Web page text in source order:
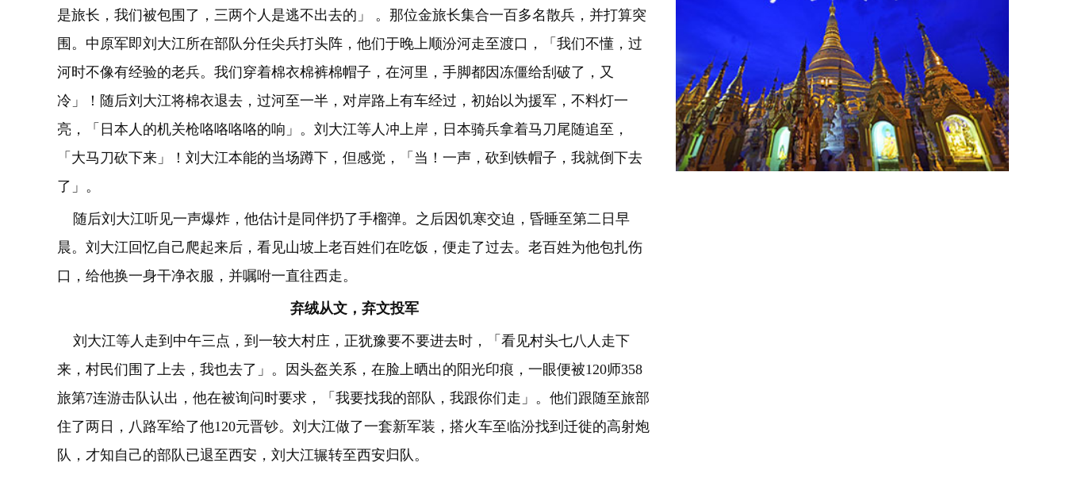
是旅长，我们被包围了，三两个人是逃不出去的」 。那位金旅长集合一百多名散兵，并打算突
围。中原军即刘大江所在部队分任尖兵打头阵，他们于晚上顺汾河走至渡口，「我们不懂，过
河时不像有经验的老兵。我们穿着棉衣棉裤棉帽子，在河里，手脚都因冻僵给刮破了，又
冷」！随后刘大江将棉衣退去，过河至一半，对岸路上有车经过，初始以为援军，不料灯一
亮，「日本人的机关枪咯咯咯咯的响」。刘大江等人冲上岸，日本骑兵拿着马刀尾随追至，
「大马刀砍下来」！刘大江本能的当场蹲下，但感觉，「当！一声，砍到铁帽子，我就倒下去
了」。
随后刘大江听见一声爆炸，他估计是同伴扔了手榴弹。之后因饥寒交迫，昏睡至第二日早
晨。刘大江回忆自己爬起来后，看见山坡上老百姓们在吃饭，便走了过去。老百姓为他包扎伤
口，给他换一身干净衣服，并嘱咐一直往西走。
弃绒从文，弃文投军
刘大江等人走到中午三点，到一较大村庄，正犹豫要不要进去时，「看见村头七八人走下
来，村民们围了上去，我也去了」。因头盔关系，在脸上晒出的阳光印痕，一眼便被120师358
旅第7连游击队认出，他在被询问时要求，「我要找我的部队，我跟你们走」。他们跟随至旅部
住了两日，八路军给了他120元晋钞。刘大江做了一套新军装，搭火车至临汾找到迁徙的高射炮
队，才知自己的部队已退至西安，刘大江辗转至西安归队。